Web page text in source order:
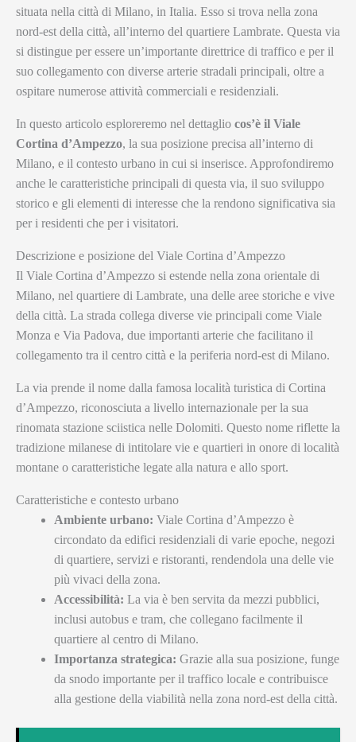
situata nella città di Milano, in Italia. Esso si trova nella zona
nord-est della città, all’interno del quartiere Lambrate. Questa via
si distingue per essere un’importante direttrice di traffico e per il
suo collegamento con diverse arterie stradali principali, oltre a
ospitare numerose attività commerciali e residenziali.
In questo articolo esploreremo nel dettaglio cos’è il Viale
Cortina d’Ampezzo, la sua posizione precisa all’interno di
Milano, e il contesto urbano in cui si inserisce. Approfondiremo
anche le caratteristiche principali di questa via, il suo sviluppo
storico e gli elementi di interesse che la rendono significativa sia
per i residenti che per i visitatori.
Descrizione e posizione del Viale Cortina d’Ampezzo
Il Viale Cortina d’Ampezzo si estende nella zona orientale di
Milano, nel quartiere di Lambrate, una delle aree storiche e vive
della città. La strada collega diverse vie principali come Viale
Monza e Via Padova, due importanti arterie che facilitano il
collegamento tra il centro città e la periferia nord-est di Milano.
La via prende il nome dalla famosa località turistica di Cortina
d’Ampezzo, riconosciuta a livello internazionale per la sua
rinomata stazione sciistica nelle Dolomiti. Questo nome riflette la
tradizione milanese di intitolare vie e quartieri in onore di località
montane o caratteristiche legate alla natura e allo sport.
Caratteristiche e contesto urbano
Ambiente urbano: Viale Cortina d’Ampezzo è
circondato da edifici residenziali di varie epoche, negozi
di quartiere, servizi e ristoranti, rendendola una delle vie
più vivaci della zona.
Accessibilità: La via è ben servita da mezzi pubblici,
inclusi autobus e tram, che collegano facilmente il
quartiere al centro di Milano.
Importanza strategica: Grazie alla sua posizione, funge
da snodo importante per il traffico locale e contribuisce
alla gestione della viabilità nella zona nord-est della città.